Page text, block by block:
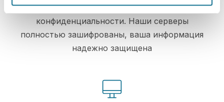
Crisalix постоянно заботится о вашей
конфиденциальности. Наши серверы
полностью зашифрованы, ваша информация
надежно защищена